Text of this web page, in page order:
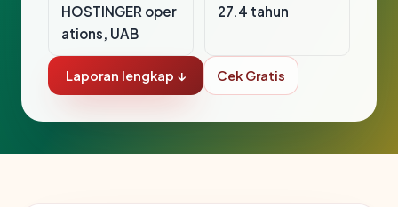
HOSTINGER oper
ations, UAB
27.4 tahun
Laporan lengkap ↓ Cek Gratis